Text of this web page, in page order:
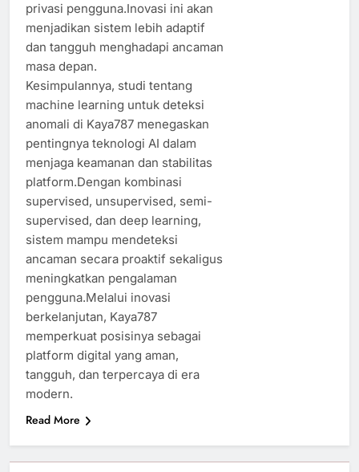
privasi pengguna.Inovasi ini akan
menjadikan sistem lebih adaptif
dan tangguh menghadapi ancaman
masa depan.
Kesimpulannya, studi tentang
machine learning untuk deteksi
anomali di Kaya787 menegaskan
pentingnya teknologi AI dalam
menjaga keamanan dan stabilitas
platform.Dengan kombinasi
supervised, unsupervised, semi-
supervised, dan deep learning,
sistem mampu mendeteksi
ancaman secara proaktif sekaligus
meningkatkan pengalaman
pengguna.Melalui inovasi
berkelanjutan, Kaya787
memperkuat posisinya sebagai
platform digital yang aman,
tangguh, dan terpercaya di era
modern.
Read More